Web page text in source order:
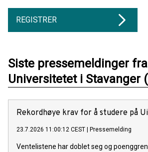
REGISTRER
Siste pressemeldinger fra
Universitetet i Stavanger
Rekordhøye krav for å studere på
23.7.2026 11:00:12 CEST | Pressemelding
Ventelistene har doblet seg og